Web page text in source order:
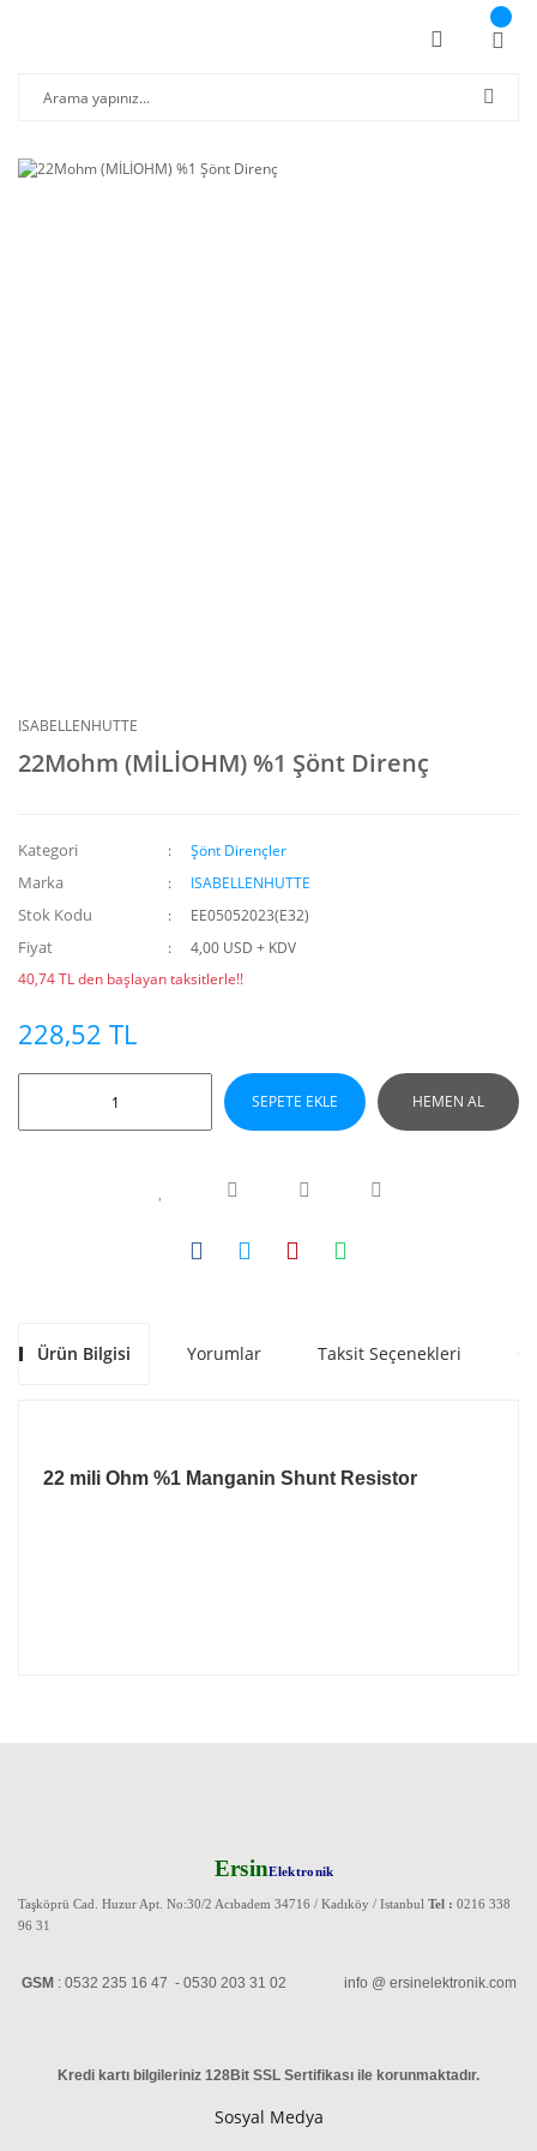
ISABELLENHUTTE
22Mohm (MİLİOHM) %1 Şönt Direnç
Kategori Şönt Dirençler
Marka ISABELLENHUTTE
Stok Kodu EE05052023(E32)
Fiyat
4,00 USD + KDV
40,74 TL den başlayan taksitlerle!!
228,52 TL
SEPETE EKLE HEMEN AL
Ürün Bilgisi Yorumlar Taksit Seçenekleri
22 mili Ohm %1 Manganin Shunt Resistor
ErsinElektronik
Taşköprü Cad. Huzur Apt. No:30/2 Acıbadem 34716 / Kadıköy / Istanbul Tel : 0216 338
96 31
GSM : 0532 235 16 47 - 0530 203 31 02 info @ ersinelektronik.com
Kredi kartı bilgileriniz 128Bit SSL Sertifikası ile korunmaktadır.
Sosyal Medya